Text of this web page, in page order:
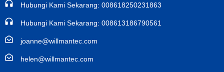
Hubungi Kami Sekarang: 008618250231863
Hubungi Kami Sekarang: 008613186790561
joanne@willmantec.com
helen@willmantec.com